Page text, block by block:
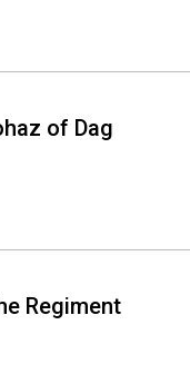
of Dag
Regiment